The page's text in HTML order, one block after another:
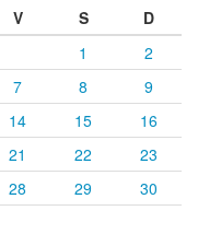
V S
D
1
2
7 8
9
14 15
16
21 22
23
28 29
30